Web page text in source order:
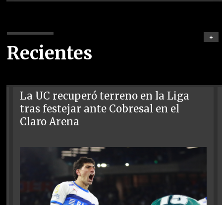
Recientes
+
La UC recuperó terreno en la Liga
tras festejar ante Cobresal en el
Claro Arena